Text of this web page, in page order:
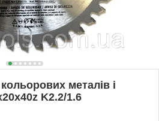
металів і
K2.2/1.6